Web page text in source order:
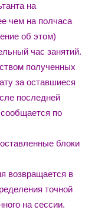
на
чем на полчаса
об этом)
час занятий.
полученных
за оставшиеся
последней
по
блоки
возвращается в
точной
на сессии.